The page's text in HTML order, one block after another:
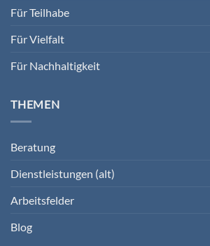
Für Teilhabe
Für Vielfalt
Für Nachhaltigkeit
THEMEN
Beratung
Dienstleistungen (alt)
Arbeitsfelder
Blog